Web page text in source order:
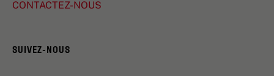
CONTACTEZ-NOUS
SUIVEZ-NOUS